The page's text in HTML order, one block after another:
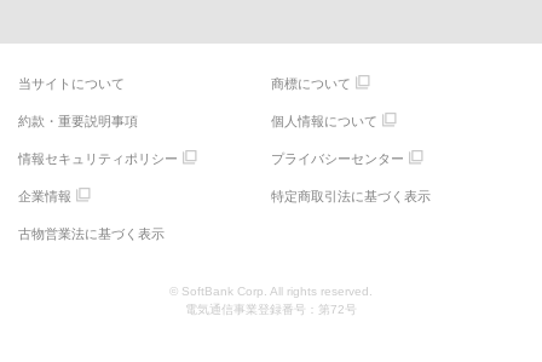
当サイトについて 商標について
約款・重要説明事項 個人情報について
情報セキュリティポリシー プライバシーセンター
企業情報 特定商取引法に基づく表示
古物営業法に基づく表示
© SoftBank Corp. All rights reserved.
電気通信事業登録番号：第72号